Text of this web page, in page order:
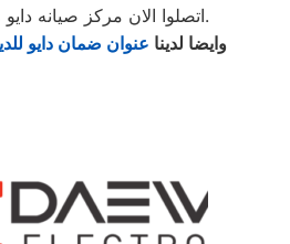
اتصلوا الان مركز صيانه دايو مركز بدر مباشرة.
وايضا لدينا عنوان ضمان دايو